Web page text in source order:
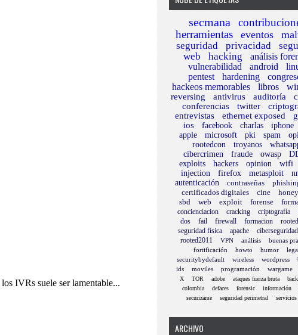
secmana
herramientas
eventos
seguridad privacidad
web
hacking
análisis
vulnerabilidad
android
pentest
hardening
hackeos memorables
libros
reversing antivirus auditoría
conferencias
twitter
entrevistas
ethernet exposed
ios
facebook charlas iphone
apple
microsoft pki spam
rootedcon
troyanos
cibercrimen
fraude owasp
exploits
hackers opinion wifi
injection
firefox metasploit
autenticación
contraseñas
certificados digitales
cine
sbd
web exploit forense
concienciacion cracking criptografía
dos
fail firewall formacion
seguridad física
apache ciberseguridad
rooted2011
VPN análisis
buenas
fortificación
howto humor
securitybydefault
wireless wordpress
ids
moviles programación wargame
X
TOR adobe ataques fuerza bruta
colombia
defaces forensic información
securizame
seguridad perimetral servicios
ARCHIVO